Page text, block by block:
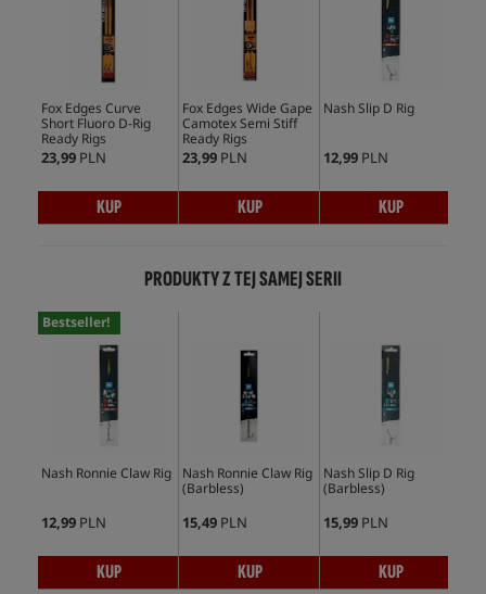
Fox Edges Curve
Short Fluoro D-Rig
Ready Rigs
23,99 PLN
KUP
Fox Edges Wide Gape
Camotex Semi Stiff
Ready Rigs
23,99 PLN
KUP
Nash Slip D Rig
12,99 PLN
KUP
PRODUKTY Z TEJ SAMEJ SERII
Bestseller!
Nash Ronnie Claw Rig
12,99 PLN
KUP
Nash Ronnie Claw Rig
(Barbless)
15,49 PLN
KUP
Nash Slip D Rig
(Barbless)
15,99 PLN
KUP